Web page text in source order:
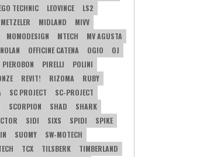
TECHNIC LEOVINCE
LS2
METZELER MIDLAND
MIVV
MOMODESIGN MTECH
MV AGUSTA
NOLAN OFFICINE CATENA OGIO
OJ
PIEROBON PIRELLI
POLINI
REVIT! RIZOMA
RUBY
SC PROJECT
SC-PROJECT
SCORPION SHAD
SHARK
SIDI SIXS SPIDI
SPIKE
SUOMY
SW-MOTECH
TCX TILSBERK
TIMBERLAND